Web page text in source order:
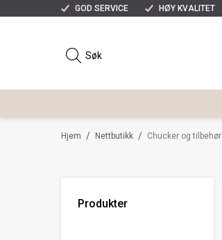
GOD SERVICE HØY KVALITET
/
Hjem /
Nettbutikk Chucker og tilbehør
Produkter